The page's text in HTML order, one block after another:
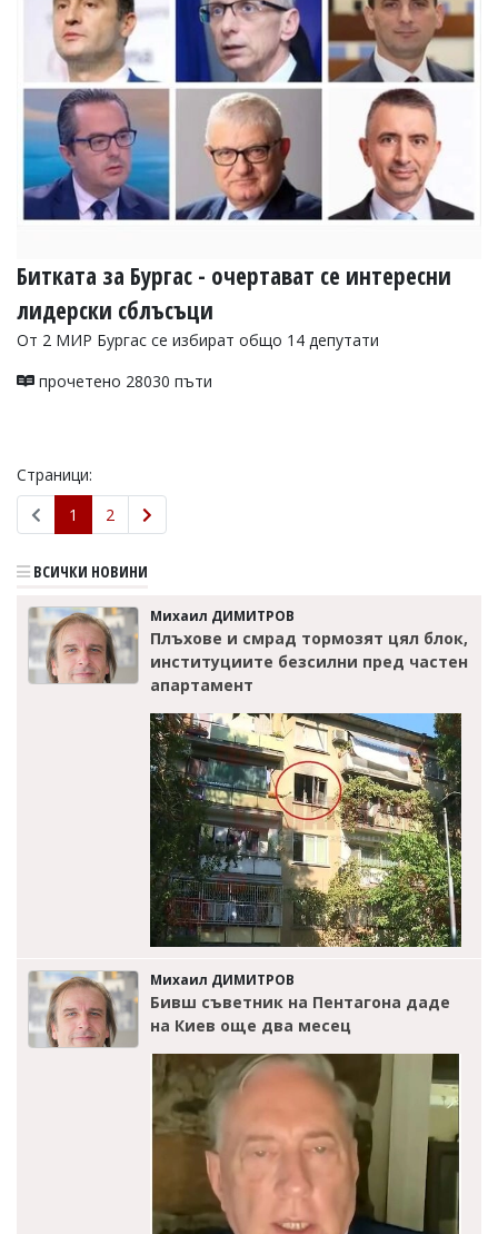
Битката за Бургас - очертават се интересни
лидерски сблъсъци
От 2 МИР Бургас се избират общо 14 депутати
прочетено 28030 пъти
Страници:
1
2
ВСИЧКИ НОВИНИ
Михаил ДИМИТРОВ
Плъхове и смрад тормозят цял блок,
институциите безсилни пред частен
апартамент
Михаил ДИМИТРОВ
Бивш съветник на Пентагона даде
на Киев още два месец